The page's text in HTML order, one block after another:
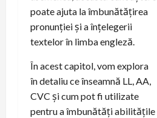
poate ajuta la îmbunătățirea
pronunției și a înțelegerii
textelor în limba engleză.
În acest capitol, vom explora
în detaliu ce înseamnă LL, AA,
CVC și cum pot fi utilizate
pentru a îmbunătăți abilitățile